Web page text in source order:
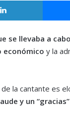
se llevaba a
económico y la
la cantante es
y un